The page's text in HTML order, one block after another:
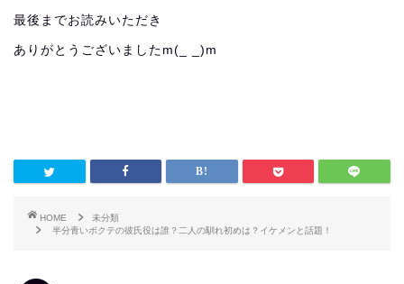
最後までお読みいただき
ありがとうございましたm(_ _)m
HOME
未分類
半分青いボクテの彼氏役は誰？二人の馴れ初めは？イケメンと話題！